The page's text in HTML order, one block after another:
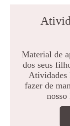
Material de
dos seus
Atividades
fazer de
nosso